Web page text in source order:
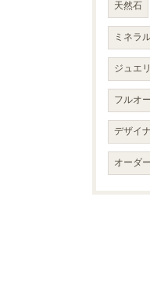
天然石
ミネラ
ジュエ
フルオ
デザイ
オーダ